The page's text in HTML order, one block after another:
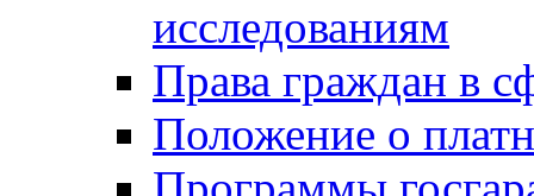
исследованиям
Права граждан в
Положение о